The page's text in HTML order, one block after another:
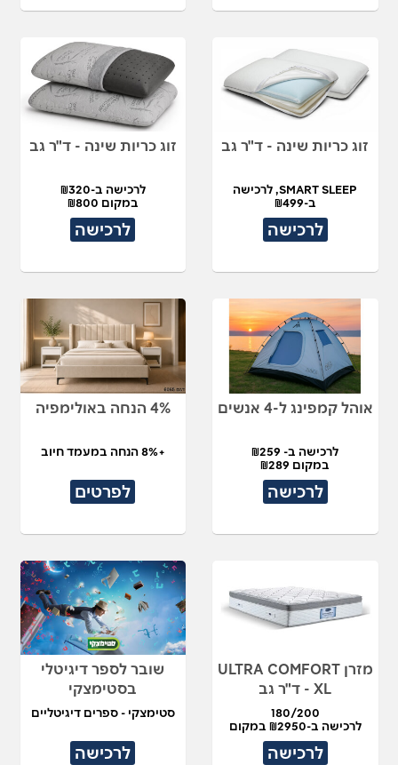
זוג כריות שינה - ד"ר גב
SMART SLEEP, לרכישה
ב-₪499
במקום ₪900
לרכישה
זוג כריות שינה - ד"ר גב
לרכישה ב-₪320
במקום ₪800
לרכישה
אוהל קמפינג ל-4 אנשים
לרכישה ב- ₪259
במקום ₪289
לרכישה
4% הנחה באולימפיה
+8% הנחה במעמד חיוב
לפרטים
מזרן ULTRA COMFORT
XL - ד"ר גב
180/200
לרכישה ב-₪2950 במקום
₪5900
לרכישה
שובר לספר דיגיטלי
בסטימצקי
סטימצקי - ספרים דיגיטליים
לרכישה